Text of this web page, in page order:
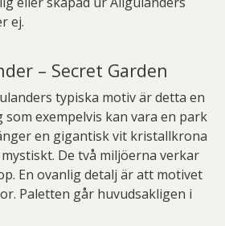
ej.
– Secret Garden
typiska motiv är detta en
exempelvis kan vara en park
en gigantisk vit kristallkrona
De två miljöerna verkar
En ovanlig detalj är att motivet
Paletten går huvudsakligen i